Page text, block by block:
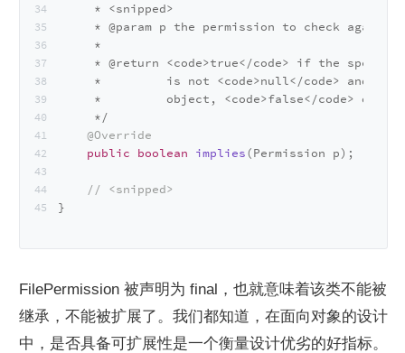
     * <snipped>
     *
@param p the permission to check against.
     *
     *
@return <code>true</code> if the
*         is not <code>null</code> and is
*         object, <code>false</code>
     */
@Override
public boolean implies(Permission p) ;
// <snipped>
}
FilePermission 被声明为 final，也就意味着该类不能被
继承，不能被扩展了。我们都知道，在面向对象的设计
中，是否具备可扩展性是一个衡量设计优劣的好指标。